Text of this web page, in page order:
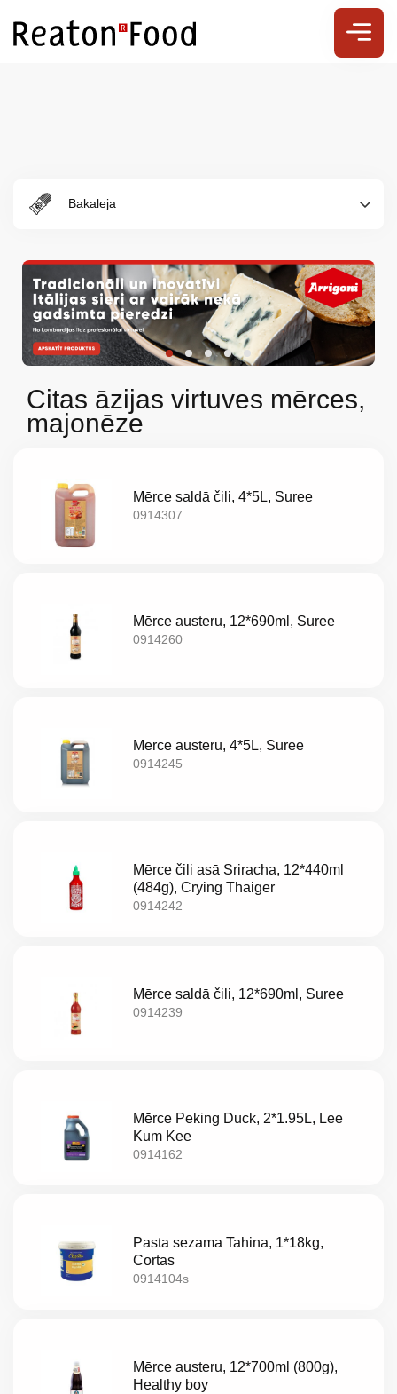
Bakaleja
Citas āzijas virtuves mērces,
majonēze
Mērce saldā čili, 4*5L, Suree
0914307
Mērce austeru, 12*690ml, Suree
0914260
Mērce austeru, 4*5L, Suree
0914245
Mērce čili asā Sriracha, 12*440ml
(484g), Crying Thaiger
0914242
Mērce saldā čili, 12*690ml, Suree
0914239
Mērce Peking Duck, 2*1.95L, Lee
Kum Kee
0914162
Pasta sezama Tahina, 1*18kg,
Cortas
0914104s
Mērce austeru, 12*700ml (800g),
Healthy boy
Katalogs
Jaunumi
Aktualitātes
Privātuma